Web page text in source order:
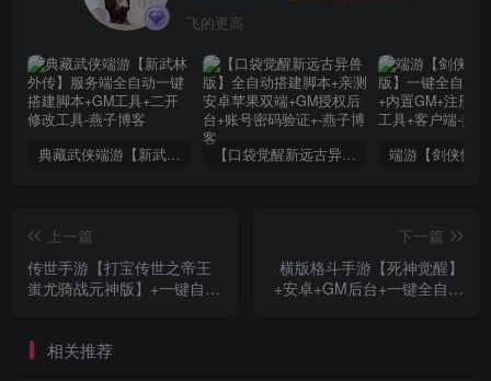
飞的更高
典藏武侠端游【新武林外传】服务端全自动一键搭建脚本+GM工具+二开修改工具 【口袋觉醒新远古异兽版】全自动搭建脚本+亲测安卓苹果双端+GM授权后台+账号密码验证+
上一篇
传世手游【打宝传世之帝王
蚩尤骑战元神版】+一键自动
下一篇
横版格斗手游【死神觉醒】
+安卓+GM后台+一键全自动
相关推荐